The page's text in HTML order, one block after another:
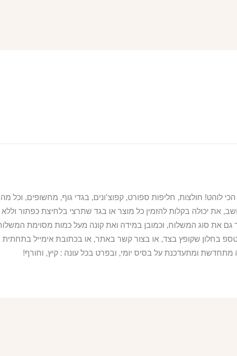
את יכולה בקלות להזמין כל מוצר או בגד שתרצי בלחיצת כפתור
את סוג המשלוח, וכמובן במידה ואת קונה מעל כמות מסוימת המשלוח
בחלון שקופץ בצד, או בצור קשר באתר, או בכתובת אימייל
מתחדשת ומתעדכנת על בסיס יומי, ובפרט בכל עונה : קיץ, וחורף!